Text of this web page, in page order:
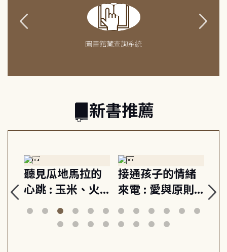
圖書館藏查詢系統
新書推薦
聽見瓜地馬拉的
心跳 : 玉米、火
山與信仰, 外交官
筆下的現代馬雅
接通孩子的情緒
來電 : 愛與原則,
建立教養的安定
節奏 22個行動練
關